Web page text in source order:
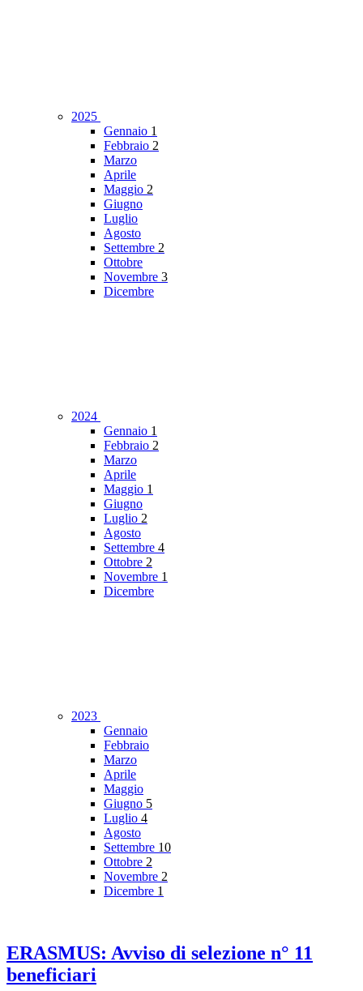
2025
Gennaio 1
Febbraio 2
Marzo
Aprile
Maggio 2
Giugno
Luglio
Agosto
Settembre 2
Ottobre
Novembre 3
Dicembre
2024
Gennaio 1
Febbraio 2
Marzo
Aprile
Maggio 1
Giugno
Luglio 2
Agosto
Settembre 4
Ottobre 2
Novembre 1
Dicembre
2023
Gennaio
Febbraio
Marzo
Aprile
Maggio
Giugno 5
Luglio 4
Agosto
Settembre 10
Ottobre 2
Novembre 2
Dicembre 1
ERASMUS: Avviso di selezione n° 11
beneficiari